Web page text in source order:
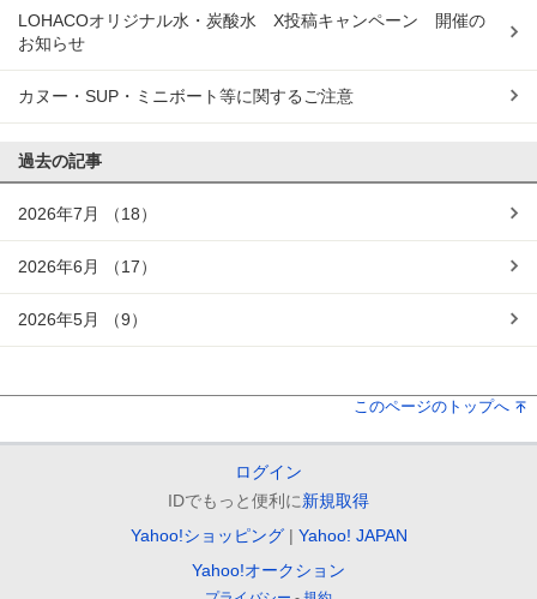
LOHACOオリジナル水・炭酸水 X投稿キャンペーン 開催の
お知らせ
カヌー・SUP・ミニボート等に関するご注意
過去の記事
2026年7月 （18）
2026年6月 （17）
2026年5月 （9）
このページのトップへ
ログイン
IDでもっと便利に新規取得
Yahoo!ショッピング
Yahoo! JAPAN
Yahoo!オークション